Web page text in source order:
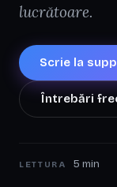
lucrătoare.
Scrie la
Întrebări
LETTURA 5 min